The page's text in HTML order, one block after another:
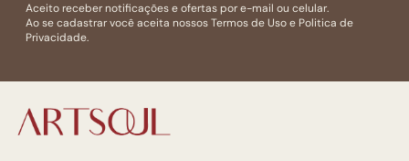
Aceito receber notificações e ofertas por e-mail ou celular.
Ao se cadastrar você aceita nossosTermos de Usoe Politica de
Privacidade.